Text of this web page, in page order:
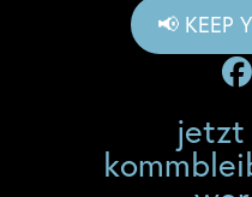
📢 KEEP